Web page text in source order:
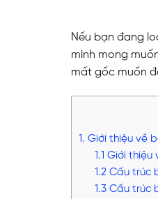
Nếu bạn đang
mình mong
mất gốc muốn
1. Giới thiệu về
1.1 Giới
1.2 Cấu trúc
1.3 Cấu trúc